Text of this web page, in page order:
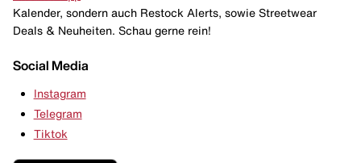
Kalender, sondern auch Restock Alerts, sowie Streetwear
Deals & Neuheiten. Schau gerne rein!
Social Media
Instagram
Telegram
Tiktok